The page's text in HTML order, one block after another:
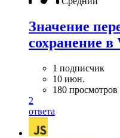
Значение
сохранение в
1 подписчик
10 июн.
180 просмотров
2
ответа